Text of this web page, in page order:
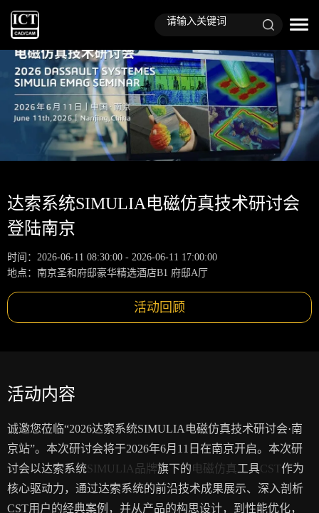
达索系统SIMULIA电磁仿真技术研讨会
登陆南京
时间：2026-06-11 08:30:00 - 2026-06-11 17:00:00
地点：南京圣和府邸豪华精选酒店B1 府邸A厅
活动回顾
活动内容
诚邀您莅临“2026达索系统SIMULIA电磁仿真技术研讨会·南
京站”。本次研讨会将于2026年6月11日在南京开启。本次研
讨会以达索系统SIMULIA品牌旗下的电磁仿真工具CST作为
核心驱动力，通过达索系统的前沿技术成果展示、深入剖析
CST用户的经典案例，并从产品的构思设计，到性能优化，